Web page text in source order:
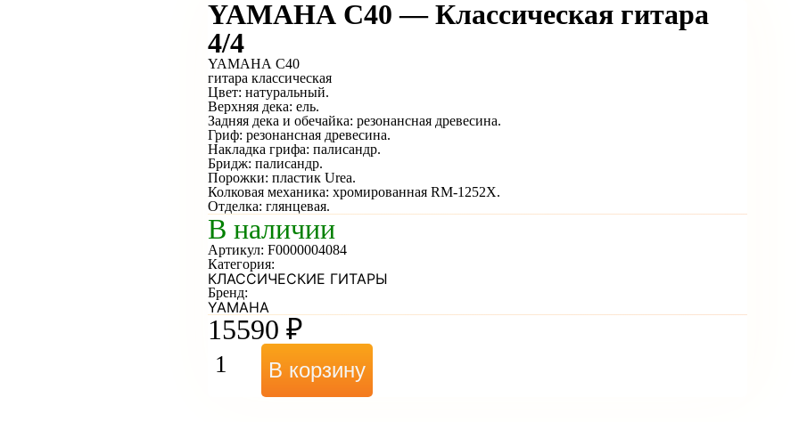
YAMAHA C40 — Классическая гитара
4/4
15590 ₽
YAMAHA C40
гитара классическая
Цвет: натуральный.
Верхняя дека: ель.
Задняя дека и обечайка: резонансная древесина.
Гриф: резонансная древесина.
Накладка грифа: палисандр.
Бридж: палисандр.
Порожки: пластик Urea.
Колковая механика: хромированная RM-1252X.
Отделка: глянцевая.
В наличии
В корзину
Артикул: F0000004084
Категория:
КЛАССИЧЕСКИЕ ГИТАРЫ
Бренд:
YAMAHA